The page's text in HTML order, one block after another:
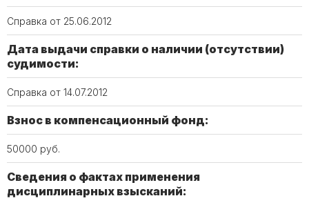
Справка от 25.06.2012
Дата выдачи справки о наличии (отсутствии)
судимости:
Справка от 14.07.2012
Взнос в компенсационный фонд:
50000 руб.
Сведения о фактах применения
дисциплинарных взысканий: